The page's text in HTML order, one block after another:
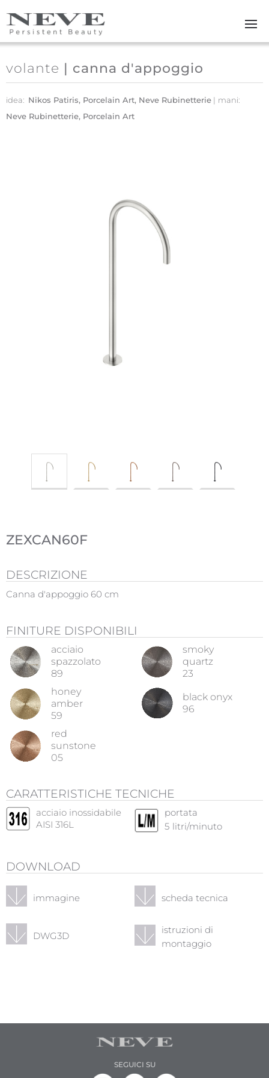
Skip to main content
volante | canna d'appoggio
idea: Nikos Patiris, Porcelain Art, Neve Rubinetterie
mani:
Neve Rubinetterie, Porcelain Art
ZEXCAN60F
DESCRIZIONE
Canna d'appoggio 60 cm
FINITURE DISPONIBILI
acciaio
spazzolato
89
smoky
quartz
23
honey
amber
59
black onyx
96
red
sunstone
05
CARATTERISTICHE TECNICHE
acciaio inossidabile
AISI 316L
portata
5 litri/minuto
DOWNLOAD
immagine scheda tecnica
DWG3D
istruzioni di
montaggio
SEGUICI SU